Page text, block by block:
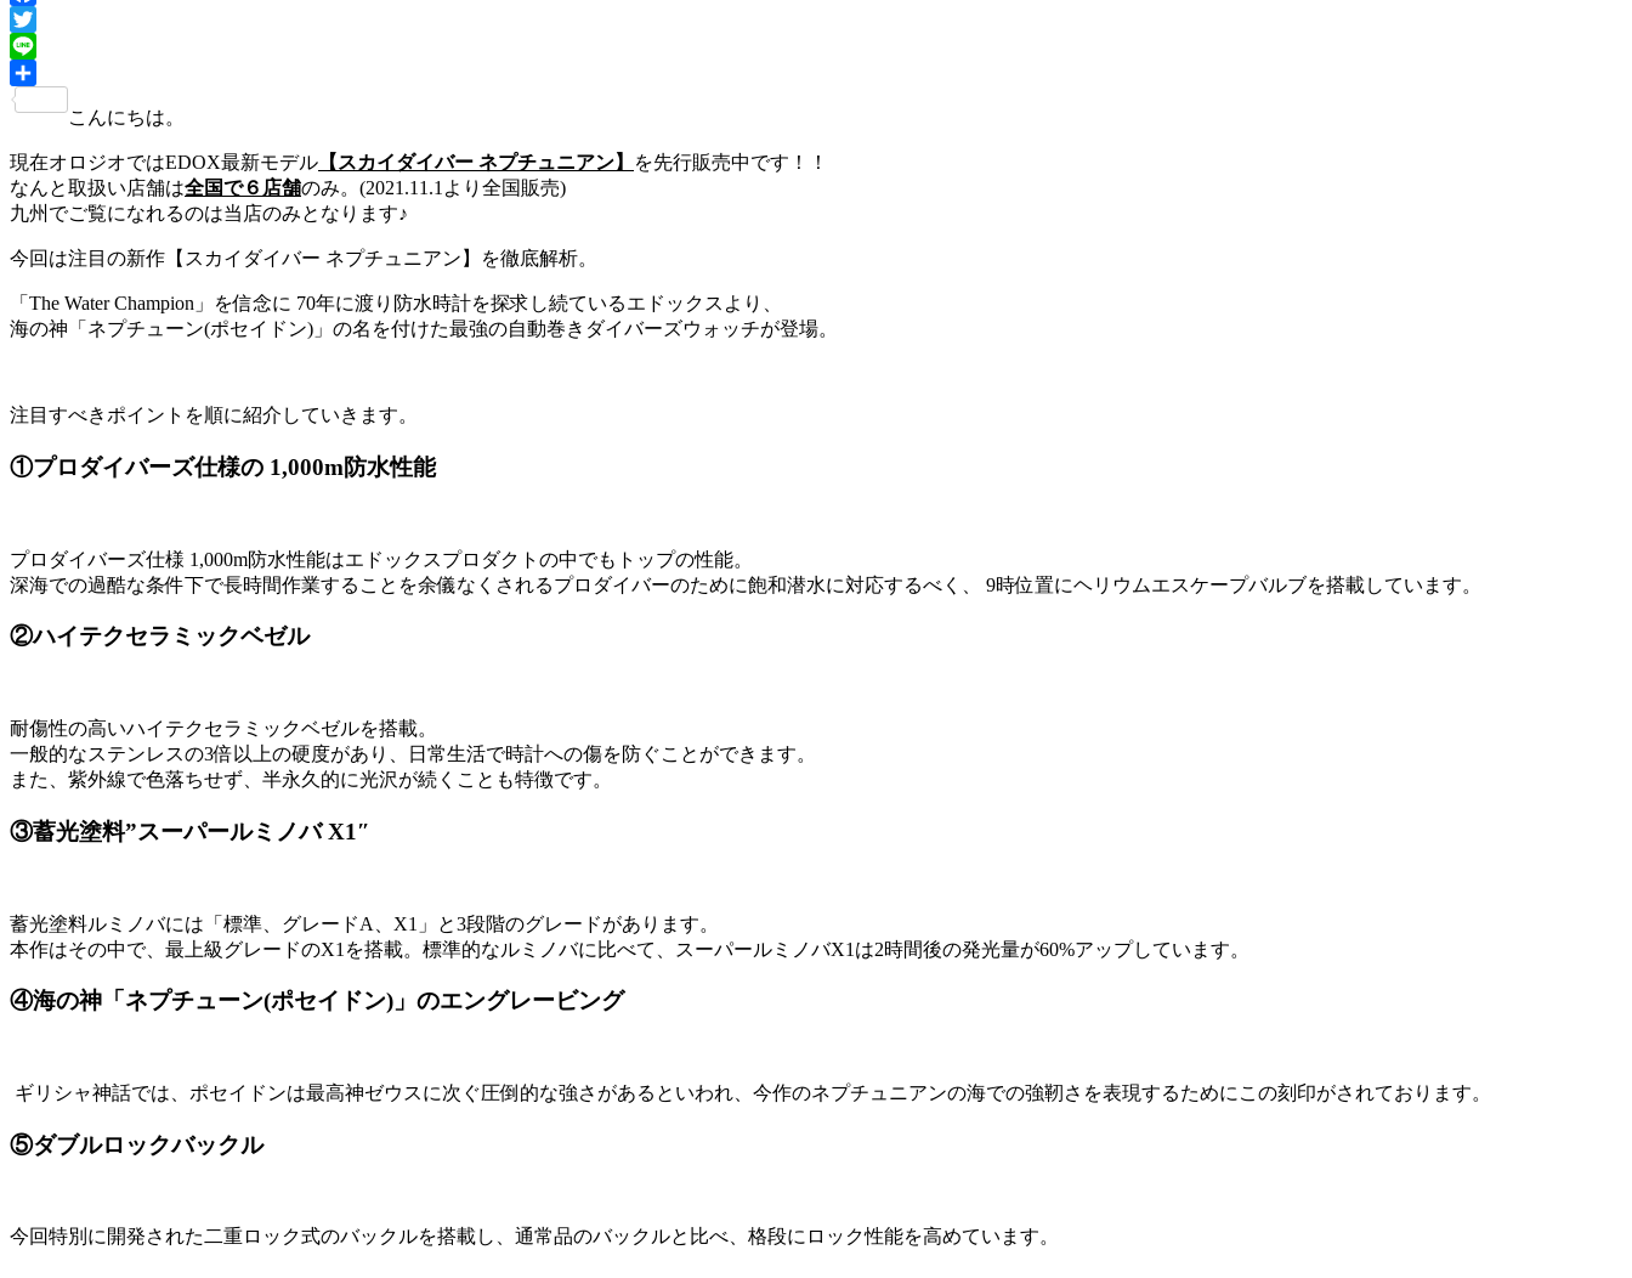
Facebook
Twitter
Line
有
こんにちは。
現在オロジオではEDOX最新モデル 【スカイダイバー ネプチュニアン】
を先行販売中です！！
なんと取扱い店舗は全国で６店舗のみ。(2021.11.1より全国販売)
九州でご覧になれるのは当店のみとなります♪
今回は注目の新作【スカイダイバー ネプチュニアン】を徹底解析。
「The Water Champion」を信念に 70年に渡り防水時計を探求し続ているエドックスより、
海の神「ネプチューン(ポセイドン)」の名を付けた最強の自動巻きダイバーズウォッチが登場。
注目すべきポイントを順に紹介していきます。
①プロダイバーズ仕様の 1,000m防水性能
プロダイバーズ仕様 1,000m防水性能はエドックスプロダクトの中でもトップの性能。
深海での過酷な条件下で長時間作業することを余儀なくされるプロダイバーのために飽和潜水に対応するべく、 9時位置にヘリウムエスケープバルブを搭載しています。
②ハイテクセラミックベゼル
耐傷性の高いハイテクセラミックベゼルを搭載。
一般的なステンレスの3倍以上の硬度があり、日常生活で時計への傷を防ぐことができます。
また、紫外線で色落ちせず、半永久的に光沢が続くことも特徴です。
③蓄光塗料”スーパールミノバ X1″
蓄光塗料ルミノバには「標準、グレードA、X1」と3段階のグレードがあります。
本作はその中で、最上級グレードのX1を搭載。標準的なルミノバに比べて、スーパールミノバX1は2時間後の発光量が60%アップしています。
④海の神「ネプチューン(ポセイドン)」のエングレービング
ギリシャ神話では、ポセイドンは最高神ゼウスに次ぐ圧倒的な強さがあるといわれ、今作のネプチュニアンの海での強靭さを表現するためにこの刻印がされております。
⑤ダブルロックバックル
今回特別に開発された二重ロック式のバックルを搭載し、通常品のバックルと比べ、格段にロック性能を高めています。